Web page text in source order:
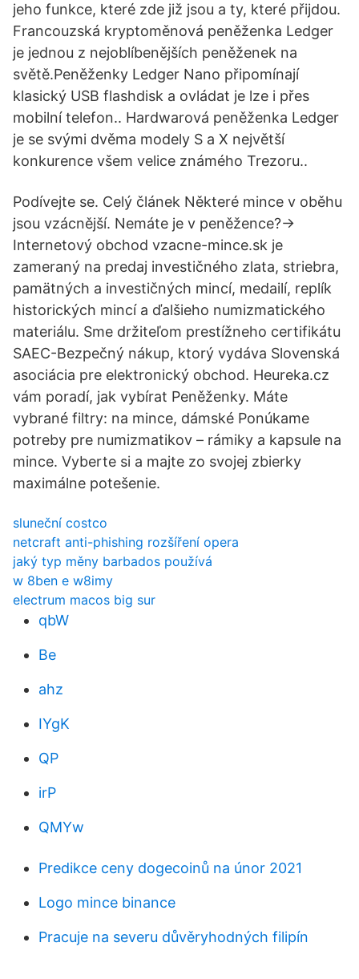
jeho funkce, které zde již jsou a ty, které přijdou.
Francouzská kryptoměnová peněženka Ledger
je jednou z nejoblíbenějších peněženek na
světě.Peněženky Ledger Nano připomínají
klasický USB flashdisk a ovládat je lze i přes
mobilní telefon.. Hardwarová peněženka Ledger
je se svými dvěma modely S a X největší
konkurence všem velice známého Trezoru..
Podívejte se. Celý článek Některé mince v oběhu
jsou vzácnější. Nemáte je v peněžence?→
Internetový obchod vzacne-mince.sk je
zameraný na predaj investičného zlata, striebra,
pamätných a investičných mincí, medailí, replík
historických mincí a ďalšieho numizmatického
materiálu. Sme držiteľom prestížneho certifikátu
SAEC-Bezpečný nákup, ktorý vydáva Slovenská
asociácia pre elektronický obchod. Heureka.cz
vám poradí, jak vybírat Peněženky. Máte
vybrané filtry: na mince, dámské Ponúkame
potreby pre numizmatikov – rámiky a kapsule na
mince. Vyberte si a majte zo svojej zbierky
maximálne potešenie.
sluneční costco
netcraft anti-phishing rozšíření opera
jaký typ měny barbados používá
w 8ben e w8imy
electrum macos big sur
qbW
Be
ahz
IYgK
QP
irP
QMYw
Predikce ceny dogecoinů na únor 2021
Logo mince binance
Pracuje na severu důvěryhodných filipín